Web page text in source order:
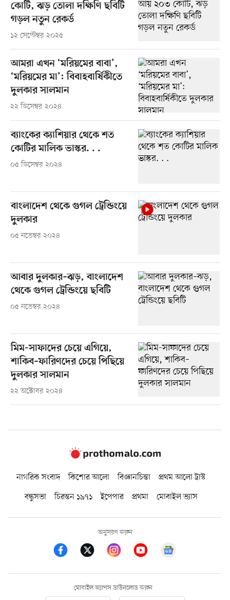
কোটি, ঝড় তোলা দক্ষিণি ছবিটি
গড়ল নতুন রেকর্ড
১২ সেপ্টেম্বর ২০২৫
আমরা এখন ‘মরিয়মের বাবা’,
‘মরিয়মের মা’: বিবাহবার্ষিকীতে
দুলকার সালমান
২২ ডিসেম্বর ২০২৪
ব্যাংকের ক্যাশিয়ার থেকে শত
কোটির মালিক ভাস্কর. . .
০৫ ডিসেম্বর ২০২৪
বাংলাদেশ থেকে গুগল ট্রেন্ডিংয়ে
দুলকার
০৫ নভেম্বর ২০২৪
আবার দুলকার–ঝড়, বাংলাদেশ
থেকে গুগল ট্রেন্ডিংয়ে ছবিটি
০৫ নভেম্বর ২০২৪
মিম-সাফাদের চেয়ে এগিয়ে,
শাকিব–ফারিণদের চেয়ে পিছিয়ে
দুলকার সালমান
২২ অক্টোবর ২০২৪
নাগরিক সংবাদ কিশোর আলো বিজ্ঞানচিন্তা
প্রথম আলো ট্রাস্ট
বন্ধুসভা
চিরন্তন ১৯৭১ ইপেপার প্রথমা মোবাইল ভ্যাস
অনুসরণ করুন
মোবাইল অ্যাপস ডাউনলোড করুন